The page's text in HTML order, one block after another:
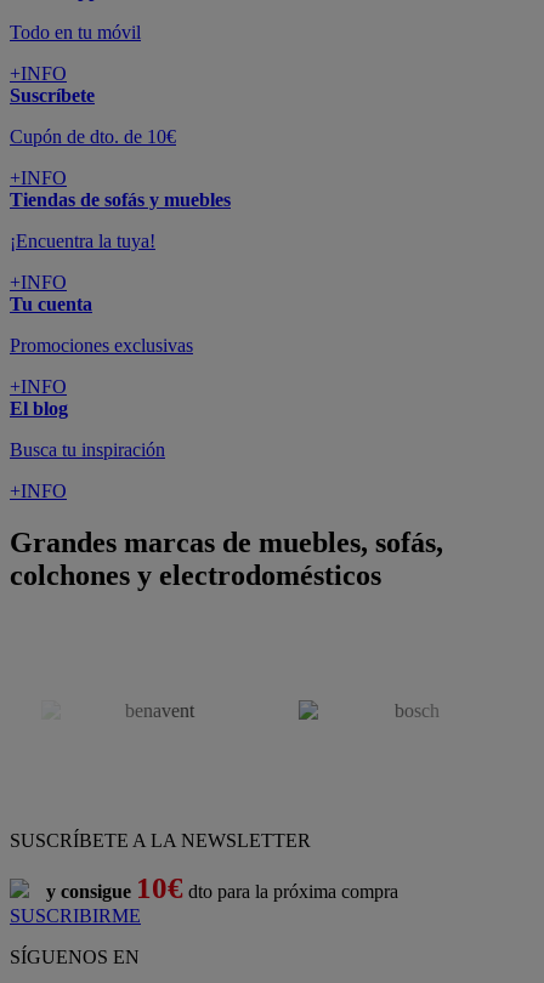
Todo en tu móvil
+INFO
Suscríbete
Cupón de dto. de 10€
+INFO
Tiendas de sofás y muebles
¡Encuentra la tuya!
+INFO
Tu cuenta
Promociones exclusivas
+INFO
El blog
Busca tu inspiración
+INFO
Grandes marcas de muebles, sofás,
colchones y electrodomésticos
SUSCRÍBETE A LA NEWSLETTER
y consigue 10€ dto para la próxima compra
SUSCRIBIRME
SÍGUENOS EN